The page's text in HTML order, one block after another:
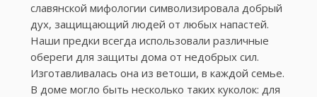
славянской мифологии символизировала добрый
дух, защищающий людей от любых напастей.
Наши предки всегда использовали различные
обереги для защиты дома от недобрых сил.
Изготавливалась она из ветоши, в каждой семье.
В доме могло быть несколько таких куколок: для